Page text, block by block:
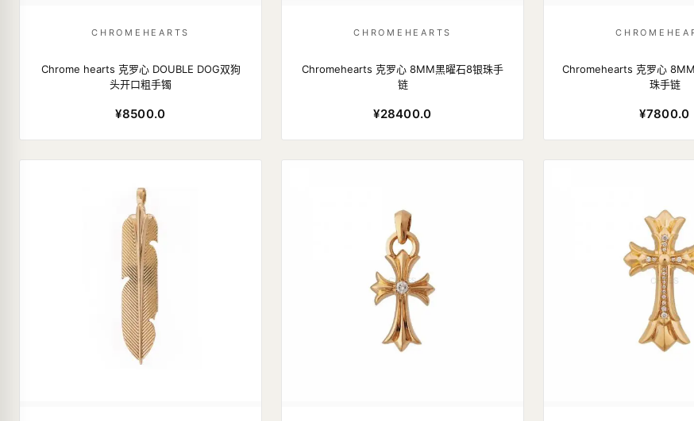
CHROMEHEARTS
Chrome hearts 克罗心 DOUBLE DOG双狗
头开口粗手镯
¥8500.0
CHROMEHEARTS
Chromehearts 克罗心 8MM黑曜石8银珠手
链
¥28400.0
Chromehearts 克罗心
珠手链
¥7800.0